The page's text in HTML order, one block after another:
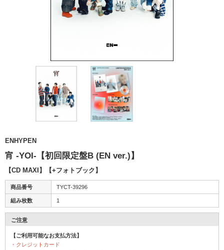
ENHYPEN
宵 -YOI-【初回限定盤B (EN ver.)】
【CD MAXI】【+フォトブック】
商品番号 TYCT-39296
組み枚数 1
ご注意
【ご利用可能なお支払方法】
・クレジットカード